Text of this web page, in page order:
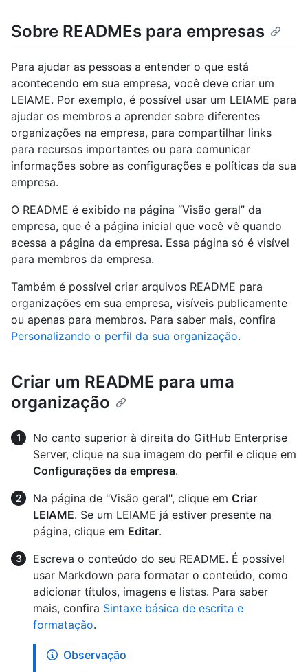
Sobre READMEs para empresas
Para ajudar as pessoas a entender o que está
acontecendo em sua empresa, você deve criar um
LEIAME. Por exemplo, é possível usar um LEIAME para
ajudar os membros a aprender sobre diferentes
organizações na empresa, para compartilhar links
para recursos importantes ou para comunicar
informações sobre as configurações e políticas da sua
empresa.
O README é exibido na página “Visão geral” da
empresa, que é a página inicial que você vê quando
acessa a página da empresa. Essa página só é visível
para membros da empresa.
Também é possível criar arquivos README para
organizações em sua empresa, visíveis publicamente
ou apenas para membros. Para saber mais, confira
Personalizando o perfil da sua organização.
Criar um README para uma
organização
No canto superior à direita do GitHub Enterprise
Server, clique na sua imagem do perfil e clique em
Configurações da empresa.
Na página de "Visão geral", clique em Criar
LEIAME. Se um LEIAME já estiver presente na
página, clique em Editar.
Escreva o conteúdo do seu README. É possível
usar Markdown para formatar o conteúdo, como
adicionar títulos, imagens e listas. Para saber
mais, confira Sintaxe básica de escrita e
formatação.
Observação